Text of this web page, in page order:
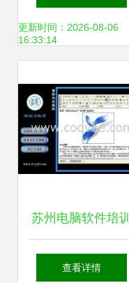
指南 客户支持与软
更新时间：2026-08-06
16:33:14
苏州电脑软件培训
与基础入门指南
查看详情